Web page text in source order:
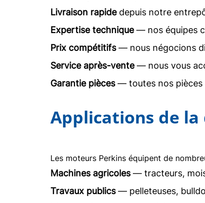
Livraison rapidedepuis notre
Expertise technique— nos équipes
Prix compétitifs— nous négocions
Service après-vente— nous vous
Garantie pièces— toutes nos pièces
Applications de la
Les moteurs Perkins équipent de
Machines agricoles— tracteurs,
Travaux publics— pelleteuses,